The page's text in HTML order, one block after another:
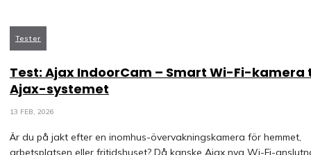
Tester
Test: Ajax IndoorCam – Smart Wi-Fi-kamera
Ajax-systemet
13 FEB, 2026
Är du på jakt efter en inomhus-övervakningskamera för hemmet,
arbetsplatsen eller fritidshuset? Då kanske Ajax nya Wi-Fi-